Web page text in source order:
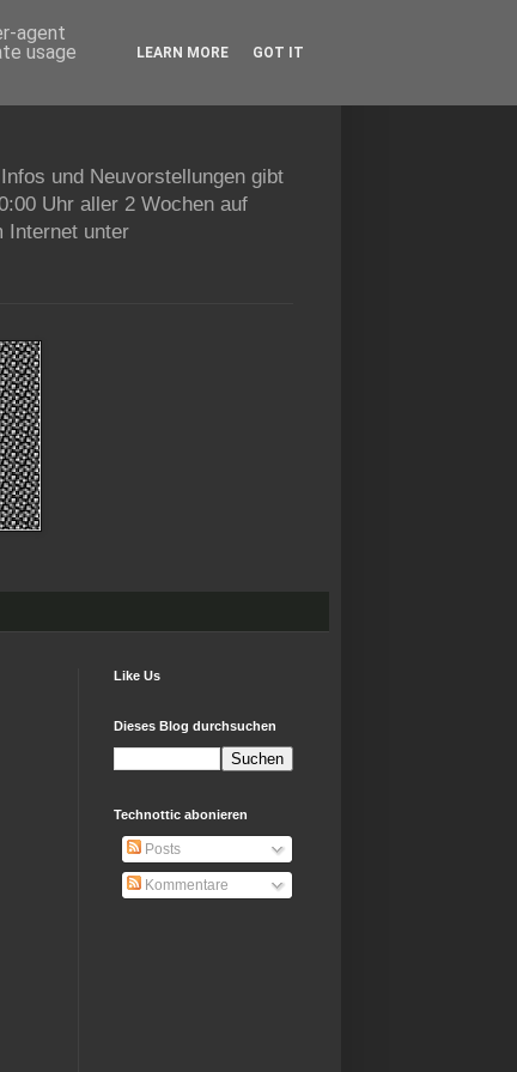
und Neuvorstellungen gibt
Uhr aller 2 Wochen auf
Internet unter
Like Us
Dieses Blog durchsuchen
Technottic abonieren
Posts
Kommentare
agent
usage
LEARN MORE GOT IT